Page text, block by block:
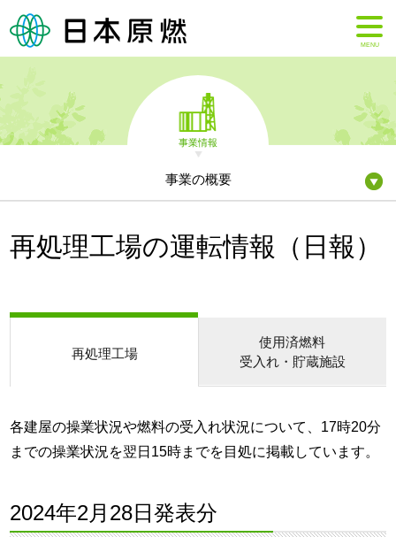
MENU
事業情報
事業の概要
再処理工場の運転情報（日報）
再処理工場
使用済燃料
受入れ・貯蔵施設
各建屋の操業状況や燃料の受入れ状況について、17時20分
までの操業状況を翌日15時までを目処に掲載しています。
2024年2月28日発表分